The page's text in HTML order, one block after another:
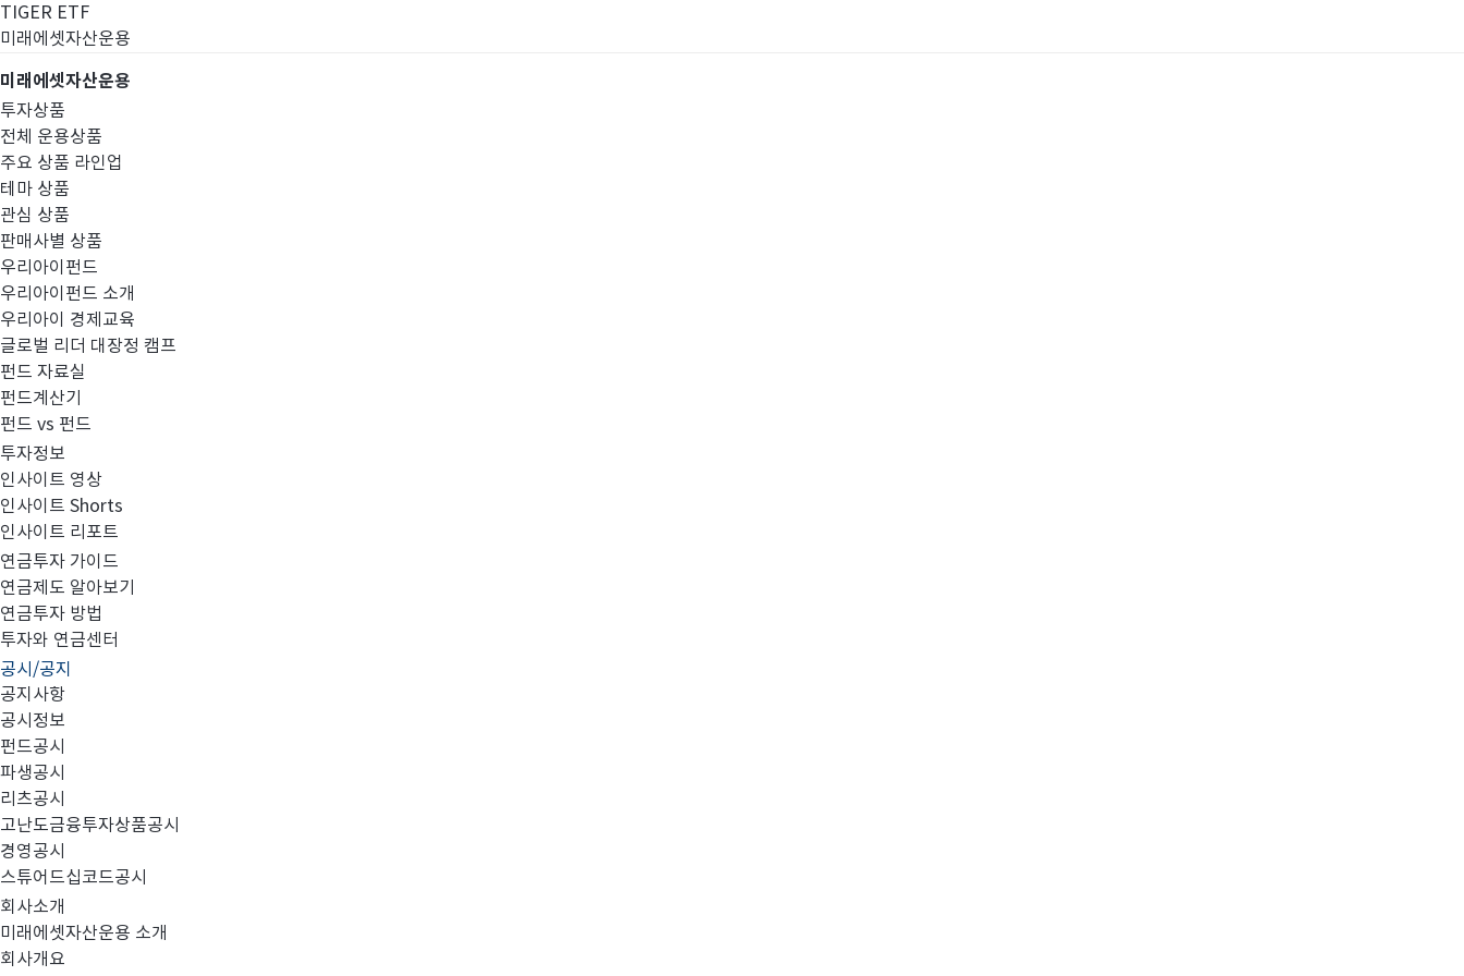
TIGER ETF
미래에셋자산운용
미래에셋자산운용
투자상품
전체 운용상품
주요 상품 라인업
테마 상품
관심 상품
판매사별 상품
우리아이펀드
우리아이펀드 소개
우리아이 경제교육
글로벌 리더 대장정 캠프
펀드 자료실
펀드계산기
펀드 vs 펀드
투자정보
인사이트 영상
인사이트 Shorts
인사이트 리포트
연금투자 가이드
연금제도 알아보기
연금투자 방법
투자와 연금센터
공시/공지
공지사항
공시정보
펀드공시
파생공시
리츠공시
고난도금융투자상품공시
경영공시
스튜어드십코드공시
회사소개
미래에셋자산운용 소개
회사개요
펀드공시
집합투자규약 및 투자설명서 변경의 건
대상 펀드: 미래에셋코스피200인덱스증권투자신탁1호(주식-파생형)
변경 사항:
1)투자신탁 유형 변경